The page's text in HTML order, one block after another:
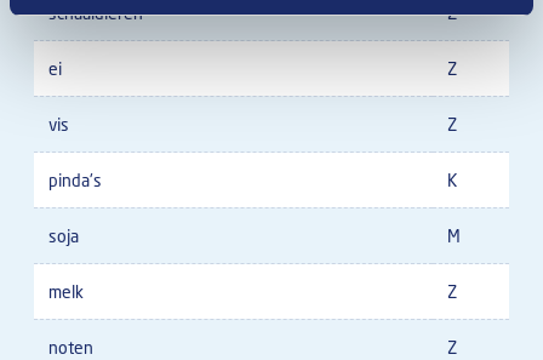
schaaldieren Z
ei Z
vis Z
pinda's K
soja M
melk Z
noten Z